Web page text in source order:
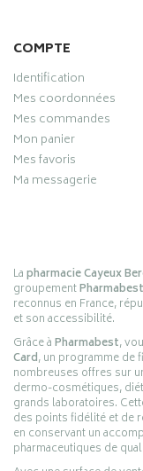
COMPTE
Identification
Mes coordonnées
Mes commandes
Mon panier
Mes favoris
Ma messagerie
Lapharmacie Cayeux
groupementPharmabest
reconnus en France,
et son accessibilité.
Grâce àPharmabest,
Card, un programme de
nombreuses offres sur
dermo-cosmétiques,
grands laboratoires.
des points fidélité et de
en conservant un
pharmaceutiques de